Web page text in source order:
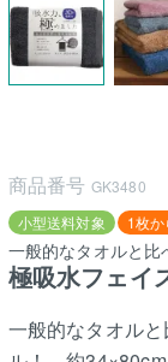
商品番号 GK3480
小型送料対象
1枚
一般的なタオルと比
極吸水フェイ
一般的なタオル